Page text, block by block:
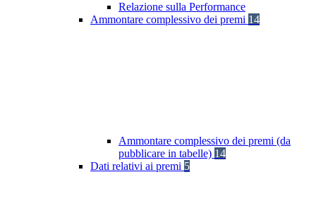
Relazione sulla Performance
Ammontare complessivo dei premi 14
Ammontare complessivo dei premi (da
pubblicare in tabelle) 14
Dati relativi ai premi 5